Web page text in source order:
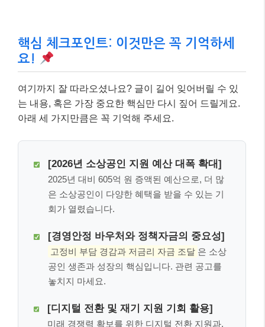
핵심 체크포인트: 이것만은 꼭 기억하세
요!
여기까지 잘 따라오셨나요? 글이 길어 잊어버릴 수 있
는 내용, 혹은 가장 중요한 핵심만 다시 짚어 드릴게요.
아래 세 가지만큼은 꼭 기억해 주세요.
[2026년 소상공인 지원 예산 대폭 확대]
2025년 대비 605억 원 증액된 예산으로, 더 많
은 소상공인이 다양한 혜택을 받을 수 있는 기
회가 열렸습니다.
[경영안정 바우처와 정책자금의 중요성]
고정비 부담 경감과 저금리 자금 조달 은 소상
공인 생존과 성장의 핵심입니다. 관련 공고를
놓치지 마세요.
[디지털 전환 및 재기 지원 기회 활용]
미래 경쟁력 확보를 위한 디지털 전환 지원과,